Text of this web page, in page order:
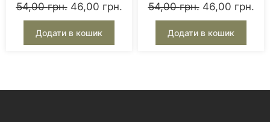
54,00грн. 46,00 грн.
Додати в кошик
54,00грн. 46,00 грн.
Додати в кошик